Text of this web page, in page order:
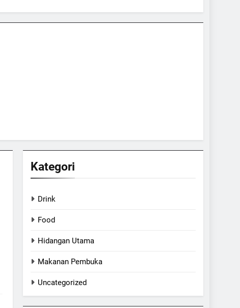
Kategori
Drink
Food
Hidangan Utama
Makanan Pembuka
Uncategorized